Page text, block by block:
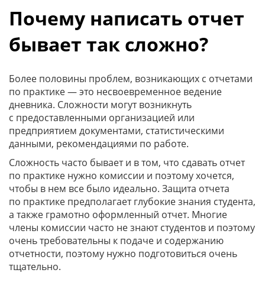
Почему написать отчет
бывает так сложно?
Более половины проблем, возникающих с отчетами
по практике — это несвоевременное ведение
дневника. Сложности могут возникнуть
с предоставленными организацией или
предприятием документами, статистическими
данными, рекомендациями по работе.
Сложность часто бывает и в том, что сдавать отчет
по практике нужно комиссии и поэтому хочется,
чтобы в нем все было идеально. Защита отчета
по практике предполагает глубокие знания студента,
а также грамотно оформленный отчет. Многие
члены комиссии часто не знают студентов и поэтому
очень требовательны к подаче и содержанию
отчетности, поэтому нужно подготовиться очень
тщательно.